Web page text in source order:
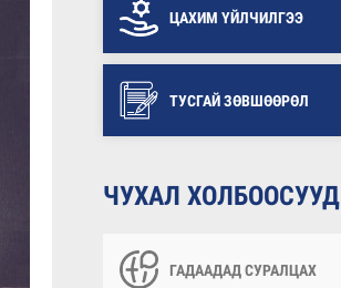
ЦАХИМ ҮЙЛЧИЛГЭЭ
ТУСГАЙ ЗӨВШӨӨРӨЛ
ЧУХАЛ ХОЛБООСУУД
ГАДААДАД СУРАЛЦАХ